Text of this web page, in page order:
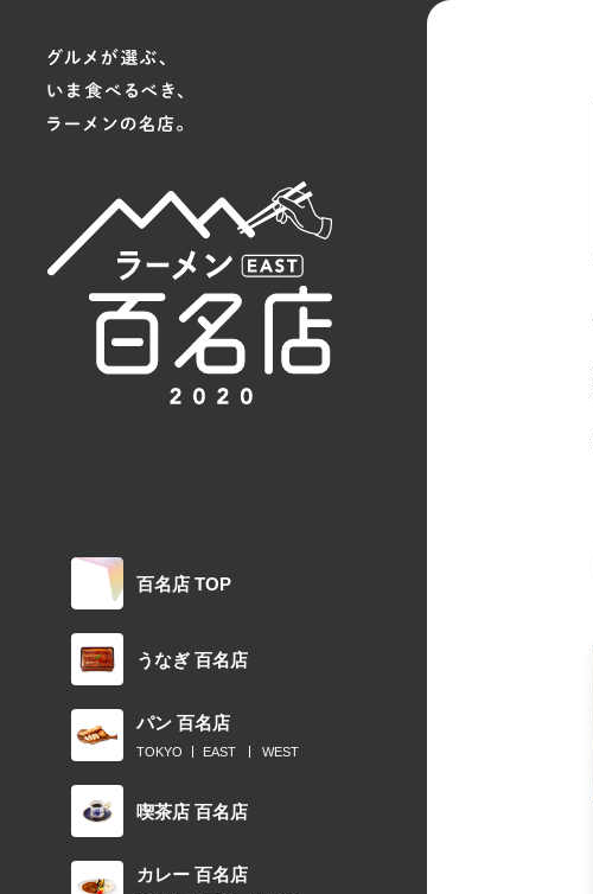
百名店 TOP
うなぎ 百名店
パン 百名店
TOKYO EAST WEST
喫茶店 百名店
カレー 百名店